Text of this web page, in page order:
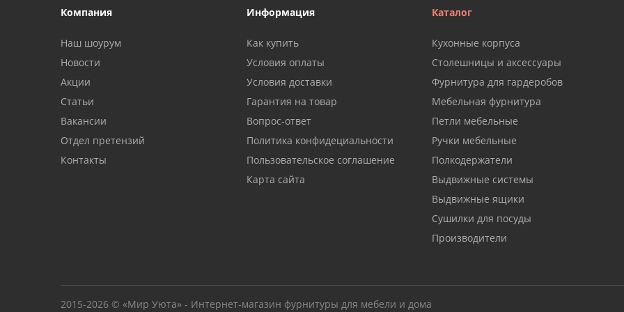
Компания
Наш шоурум
Новости
Акции
Статьи
Вакансии
Отдел претензий
Контакты
Информация
Как купить
Условия оплаты
Условия доставки
Гарантия на товар
Вопрос-ответ
Политика конфидециальности
Пользовательское соглашение
Карта сайта
Каталог
Кухонные корпуса
Столешницы и аксессуары
Фурнитура для гардеробов
Мебельная фурнитура
Петли мебельные
Ручки мебельные
Полкодержатели
Выдвижные системы
Выдвижные ящики
Сушилки для посуды
Производители
2015-2026 © «Мир Уюта» - Интернет-магазин фурнитуры для мебели и дома